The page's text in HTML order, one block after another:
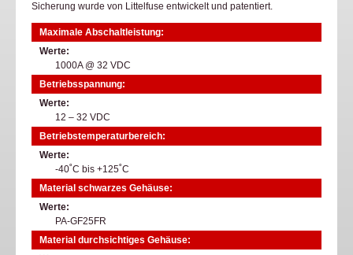
Sicherung wurde von Littelfuse entwickelt und patentiert.
Maximale Abschaltleistung:
Werte
1000A @ 32 VDC
Betriebsspannung:
Werte
12 – 32 VDC
Betriebstemperaturbereich:
Werte
-40˚C bis +125˚C
Material schwarzes Gehäuse:
Werte
PA-GF25FR
Material durchsichtiges Gehäuse: